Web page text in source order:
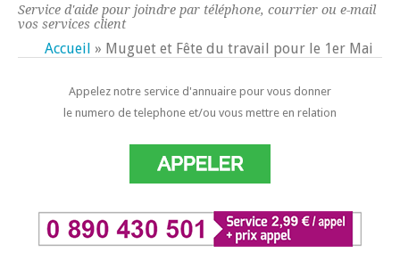
Service d'aide pour joindre par téléphone, courrier ou e-mail
vos services client
Accueil » Muguet et Fête du travail pour le 1er Mai
Appelez notre service d'annuaire pour vous donner
le numero de telephone et/ou vous mettre en relation